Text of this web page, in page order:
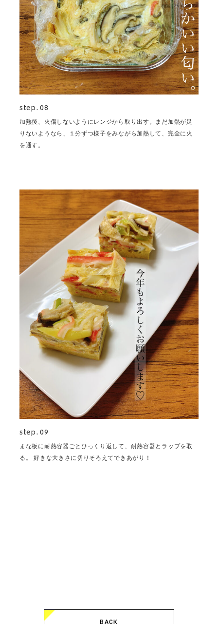
step. 08
加熱後、火傷しないようにレンジから取り出す。まだ加熱が足
りないようなら、１分ずつ様子をみながら加熱して、完全に火
を通す。
step. 09
まな板に耐熱容器ごとひっくり返して、耐熱容器とラップを取
る。 好きな大きさに切りそろえてできあがり！
BACK